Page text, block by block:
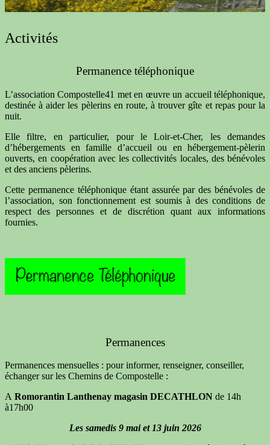
Activités
Permanence téléphonique
L’association Compostelle41 met en œuvre un accueil téléphonique,
destinée à aider les pèlerins en route, à trouver gîte et repas pour la
nuit.
Elle filtre, en particulier, pour le Loir-et-Cher, les demandes
d’hébergements en famille d’accueil ou en hébergement-pèlerin
ouverts, en coopération avec les collectivités locales, des bénévoles
et des anciens pèlerins.
Cette permanence téléphonique étant assurée par des bénévoles de
l’association, son fonctionnement est soumis à des conditions de
respect des personnes et de discrétion quant aux informations
fournies.
Permanences
Permanences mensuelles : pour informer, renseigner, conseiller,
échanger sur les Chemins de Compostelle :
A Romorantin Lanthenay magasin DECATHLON de 14h
à17h00
Les samedis 9 mai et 13 juin 2026